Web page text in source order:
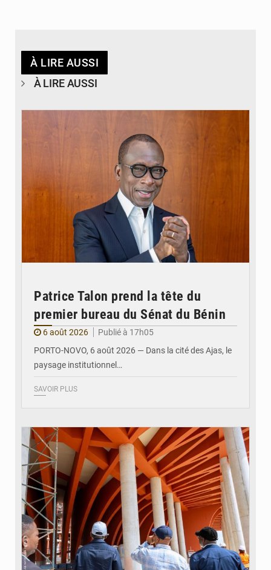
À LIRE AUSSI
À LIRE AUSSI
Patrice Talon prend la tête du
premier bureau du Sénat du Bénin
6 août 2026
Publié à 17h05
PORTO-NOVO, 6 août 2026 — Dans la cité des Ajas, le
paysage institutionnel…
SAVOIR PLUS